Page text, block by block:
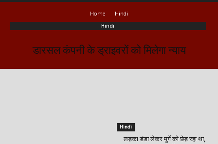
Home Hindi
Hindi
डारसल कंपनी के ड्राइवरों को मिलेगा न्याय
Hindi
लड़का डंडा लेकर मुर्गे को छेड़ रहा था,